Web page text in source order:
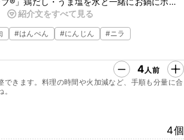
本格的な鍋つゆが作れます。風味豊かな鶏だ
最後まで味わうことができますよ。野菜を
ンA,C,E(抗酸化ビタミン)もたくさんとれるお
みくださいね！
紹介文をすべて見る
#はんぺん #にんじん #ニラ
4人前
できます。料理の時間や火加減など、手順も分量に合
4個